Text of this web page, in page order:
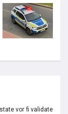
vor fi validate